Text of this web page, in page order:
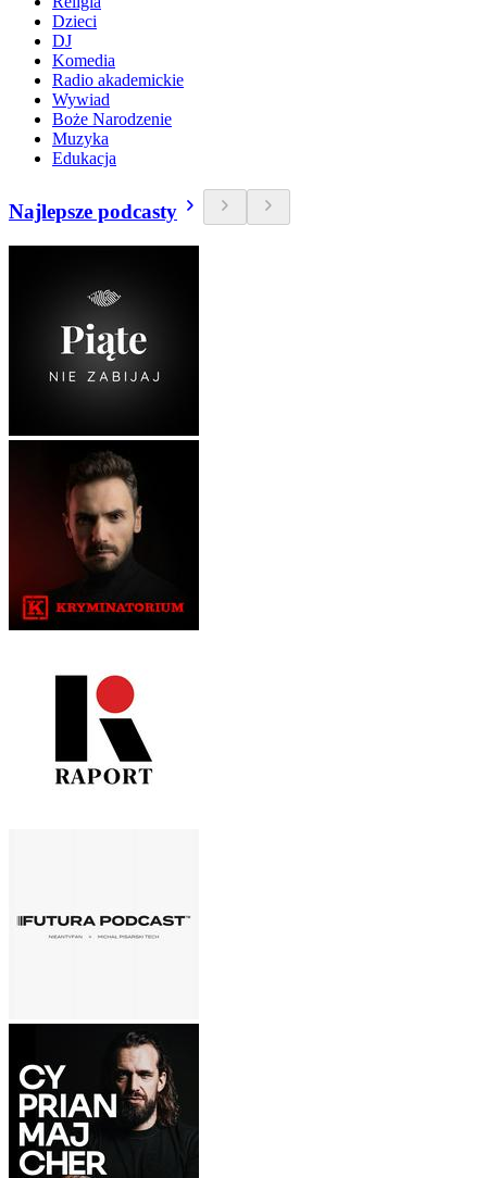
Dzieci
DJ
Komedia
Radio akademickie
Wywiad
Boże Narodzenie
Muzyka
Edukacja
Najlepsze podcasty